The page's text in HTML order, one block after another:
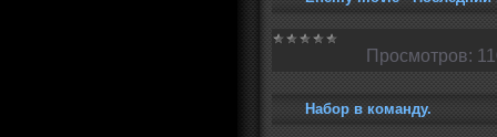
Просмотров:
Набор в команду.